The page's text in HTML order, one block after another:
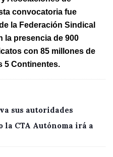
convocatoria fue
la Federación Sindical
la presencia de 900
con 85 millones de
5 Continentes.
sus autoridades
la CTA Autónoma irá a